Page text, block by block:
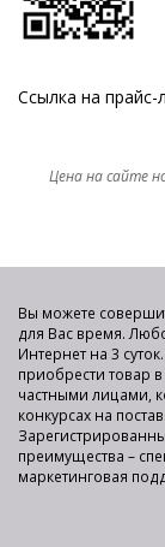
Ссылка на прайс-
Цена на сайте
Вы можете
для Вас время.
Интернет на 3
приобрести товар
частными лицами,
конкурсах на
преимущества –
маркетинговая